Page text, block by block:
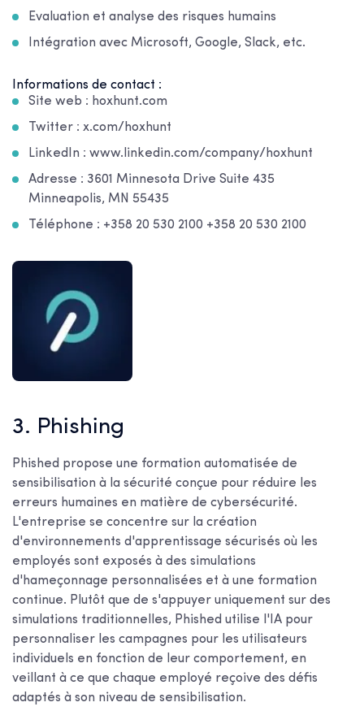
Evaluation et analyse des risques humains
Intégration avec Microsoft, Google, Slack, etc.
Informations de contact :
Site web : hoxhunt.com
Twitter : x.com/hoxhunt
LinkedIn : www.linkedin.com/company/hoxhunt
Adresse : 3601 Minnesota Drive Suite 435
Minneapolis, MN 55435
Téléphone : +358 20 530 2100 +358 20 530 2100
3. Phishing
Phished propose une formation automatisée de
sensibilisation à la sécurité conçue pour réduire les
erreurs humaines en matière de cybersécurité.
L'entreprise se concentre sur la création
d'environnements d'apprentissage sécurisés où les
employés sont exposés à des simulations
d'hameçonnage personnalisées et à une formation
continue. Plutôt que de s'appuyer uniquement sur des
simulations traditionnelles, Phished utilise l'IA pour
personnaliser les campagnes pour les utilisateurs
individuels en fonction de leur comportement, en
veillant à ce que chaque employé reçoive des défis
adaptés à son niveau de sensibilisation.